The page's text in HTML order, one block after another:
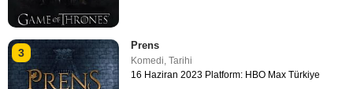
3
Prens
Komedi ,Tarihi
16 Haziran 2023 Platform: HBO Max Türkiye